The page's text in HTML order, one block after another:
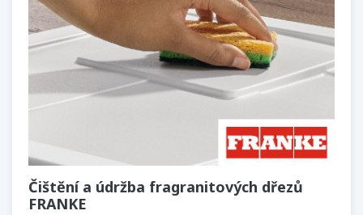
Čištění a údržba fragranitových dřezů
FRANKE